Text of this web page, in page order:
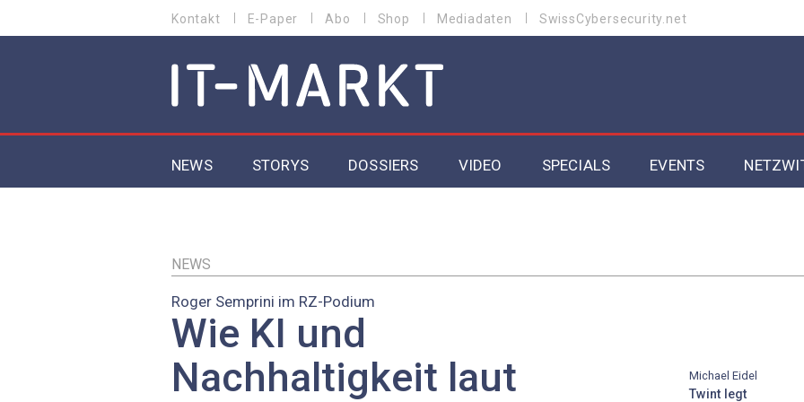
zum
MENU
Kontakt E-Paper Abo Shop Mediadaten SwissCybersecurity.net
MAIN NAVIGATION
NEWS STORYS DOSSIERS
Security
EU-DSGVO
VIDEO SPECIALS EVENTS
NEWS
Roger Semprini im RZ-Podium
Wie KI und
Nachhaltigkeit laut
Michael Eidel
Twint legt